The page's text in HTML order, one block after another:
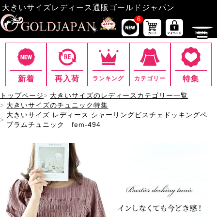
大きいサイズレディース通販ゴールドジャパン
6
新着 再入荷 ランキング カテゴリー 特集
トップページ
大きいサイズのレディースカテゴリー一覧
大きいサイズのチュニック特集
大きいサイズ レディース シャーリングビスチェドッキングペ
プラムチュニック fem-494